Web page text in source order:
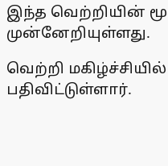
இந்த வெற்றியின்
முன்னேறியுள்ளது.
வெற்றி
பதிவிட்டுள்ளார்.